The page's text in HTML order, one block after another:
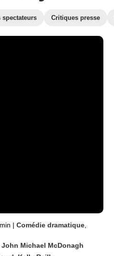
spectateurs Critiques presse
| Comédie dramatique
John Michael McDonagh